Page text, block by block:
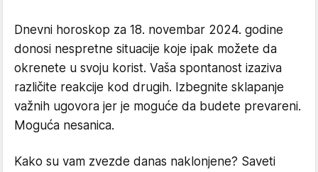
Dnevni horoskop za 18. novembar 2024. godine
donosi nespretne situacije koje ipak možete da
okrenete u svoju korist. Vaša spontanost izaziva
različite reakcije kod drugih. Izbegnite sklapanje
važnih ugovora jer je moguće da budete prevareni.
Moguća nesanica.
Kako su vam zvezde danas naklonjene? Saveti